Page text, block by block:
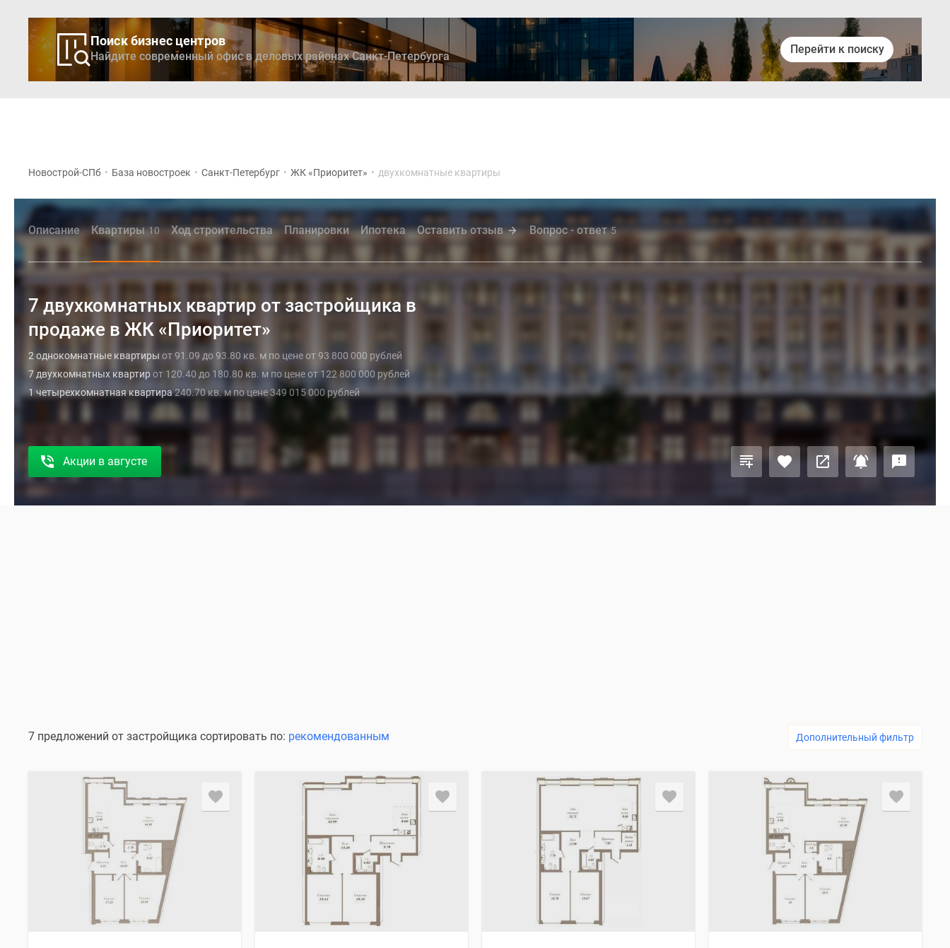
Поиск бизнес центров
Найдите современный офис в деловых районах Санкт-Петербурга
Перейти к поиску
Новострой-СПб • База новостроек • Санкт-Петербург • ЖК «Приоритет» • двухкомнатные квартиры
Описание Квартиры 10 Ход строительства Планировки Ипотека Оставить отзыв Вопрос - ответ 5
7 двухкомнатных квартир от застройщика в
продаже в ЖК «Приоритет»
2 однокомнатные квартиры от 91.09 до 93.80 кв. м по цене от 93 800 000 рублей
7 двухкомнатных квартирот 120.40 до 180.80 кв. м по цене от 122 800 000 рублей
1 четырехкомнатная квартира240.70 кв. м по цене 349 015 000 рублей
Акции в августе
7 предложений от застройщика сортировать по: рекомендованным Дополнительный фильтр